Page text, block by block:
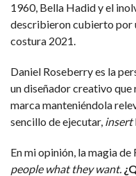
1960, Bella Hadid y el
describieron cubierto por
costura 2021.
Daniel Roseberry es la
un diseñador creativo que
marca manteniéndola
sencillo de ejecutar, insert
En mi opinión, la magia
people what they want.